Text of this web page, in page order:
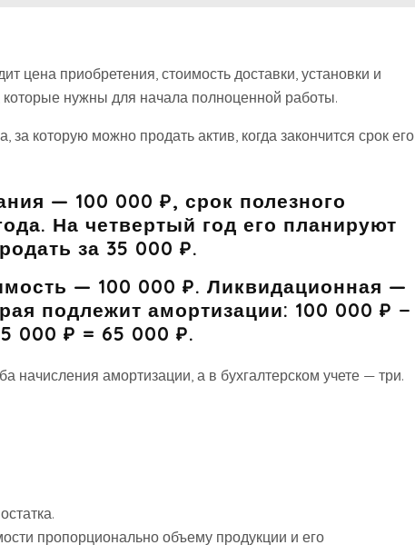
цена приобретения, стоимость доставки, установки и
нужны для начала полноценной работы.
которую можно продать актив, когда закончится срок его
— 100 000 ₽, срок полезного
На четвертый год его планируют
за 35 000 ₽.
— 100 000 ₽. Ликвидационная —
подлежит амортизации: 100 000 ₽ −
000 ₽ = 65 000 ₽.
начисления амортизации, а в бухгалтерском учете — три.
пропорционально объему продукции и его